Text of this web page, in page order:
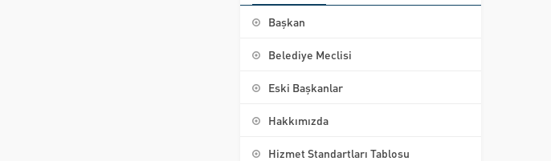
Başkan
Belediye Meclisi
Eski Başkanlar
Hakkımızda
Hizmet Standartları Tablosu